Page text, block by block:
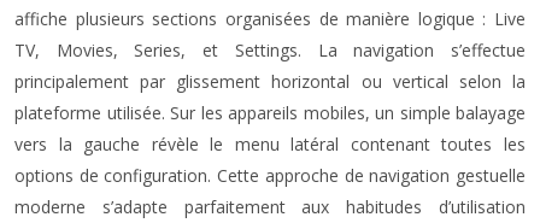
affiche plusieurs sections organisées de manière logique : Live
TV, Movies, Series, et Settings. La navigation s’effectue
principalement par glissement horizontal ou vertical selon la
plateforme utilisée. Sur les appareils mobiles, un simple balayage
vers la gauche révèle le menu latéral contenant toutes les
options de configuration. Cette approche de navigation gestuelle
moderne s’adapte parfaitement aux habitudes d’utilisation